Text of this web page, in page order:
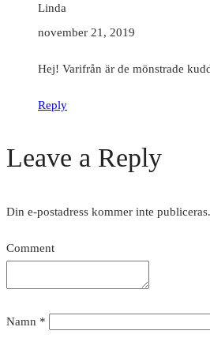
Linda
november 21, 2019
Hej! Varifrån är de mönstrade
Reply
Leave a Reply
Din e-postadress kommer inte publiceras.
Comment
Namn *